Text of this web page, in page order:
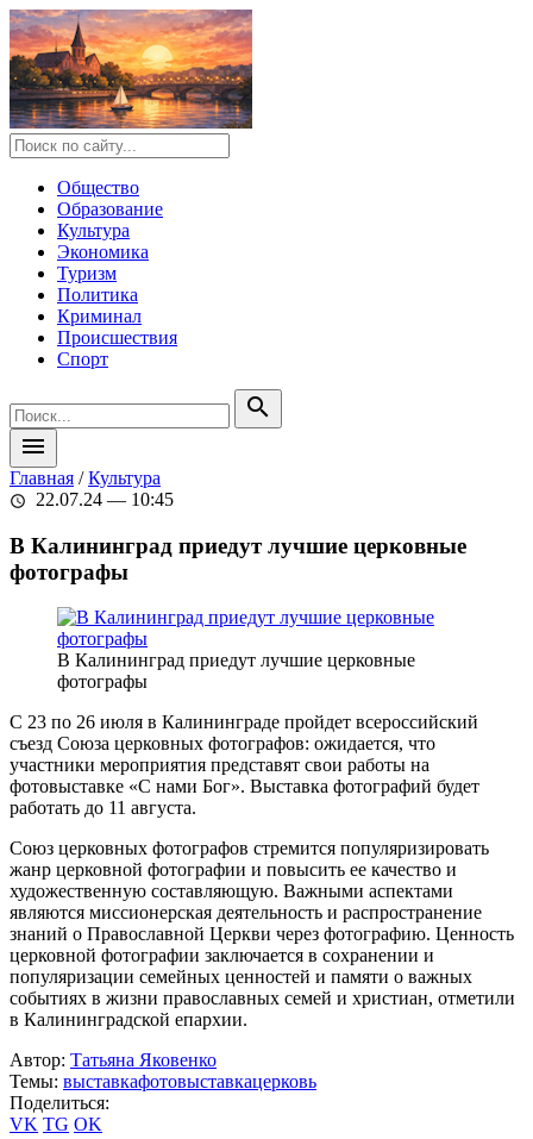
Общество
Образование
Культура
Экономика
Туризм
Политика
Криминал
Происшествия
Спорт
search
menu
Главная /Культура
schedule 22.07.24 — 10:45
В Калининград приедут лучшие церковные
фотографы
В Калининград приедут лучшие церковные
фотографы
С 23 по 26 июля в Калининграде пройдет всероссийский
съезд Союза церковных фотографов: ожидается, что
участники мероприятия представят свои работы на
фотовыставке «С нами Бог». Выставка фотографий будет
работать до 11 августа.
Союз церковных фотографов стремится популяризировать
жанр церковной фотографии и повысить ее качество и
художественную составляющую. Важными аспектами
являются миссионерская деятельность и распространение
знаний о Православной Церкви через фотографию. Ценность
церковной фотографии заключается в сохранении и
популяризации семейных ценностей и памяти о важных
событиях в жизни православных семей и христиан, отметили
в Калининградской епархии.
Автор: Татьяна Яковенко
Темы: выставкафотовыставкацерковь
Поделиться:
VK TG OK